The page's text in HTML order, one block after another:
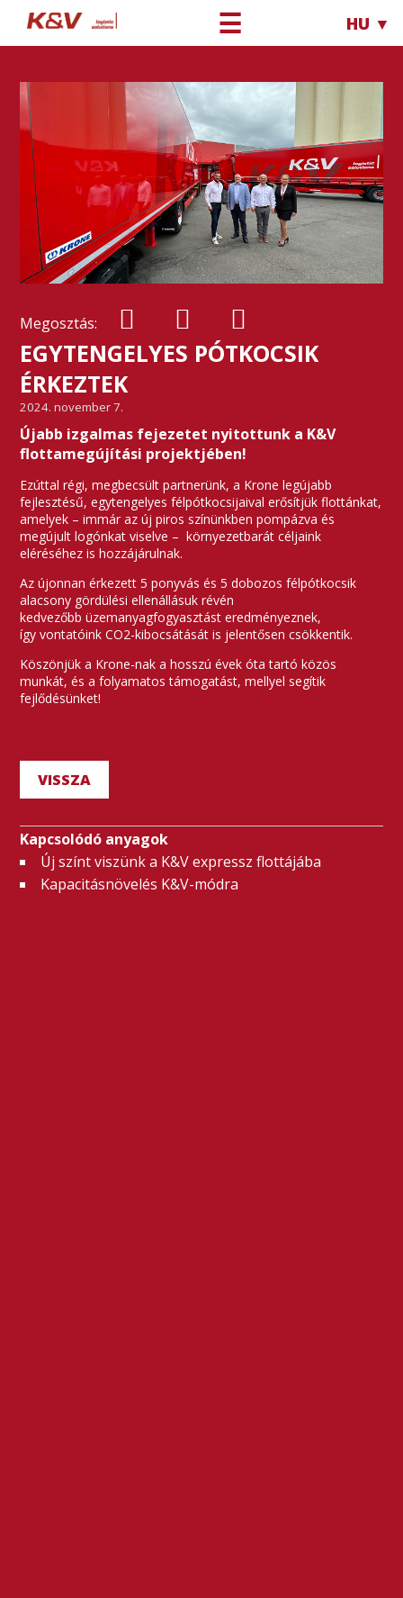
☰ HU ▼
Megosztás:
EGYTENGELYES PÓTKOCSIK
ÉRKEZTEK
2024. november 7.
Újabb izgalmas fejezetet nyitottunk a K&V
flottamegújítási projektjében!
Ezúttal régi, megbecsült partnerünk, a Krone legújabb
fejlesztésű, egytengelyes félpótkocsijaival erősítjük flottánkat,
amelyek – immár az új piros színünkben pompázva és
megújult logónkat viselve – környezetbarát céljaink
eléréséhez is hozzájárulnak.
Az újonnan érkezett 5 ponyvás és 5 dobozos félpótkocsik
alacsony gördülési ellenállásuk révén
kedvezőbb üzemanyagfogyasztást eredményeznek,
így vontatóink CO2-kibocsátását is jelentősen csökkentik.
Köszönjük a Krone-nak a hosszú évek óta tartó közös
munkát, és a folyamatos támogatást, mellyel segítik
fejlődésünket!
VISSZA
Kapcsolódó anyagok
Új színt viszünk a K&V expressz flottájába
Kapacitásnövelés K&V-módra